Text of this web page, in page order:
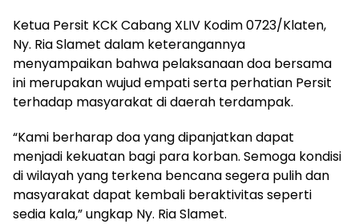
Ketua Persit KCK Cabang XLIV Kodim 0723/Klaten,
Ny. Ria Slamet dalam keterangannya
menyampaikan bahwa pelaksanaan doa bersama
ini merupakan wujud empati serta perhatian Persit
terhadap masyarakat di daerah terdampak.
“Kami berharap doa yang dipanjatkan dapat
menjadi kekuatan bagi para korban. Semoga kondisi
di wilayah yang terkena bencana segera pulih dan
masyarakat dapat kembali beraktivitas seperti
sedia kala,” ungkap Ny. Ria Slamet.